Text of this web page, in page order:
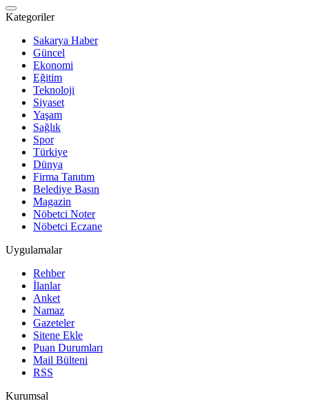
Kategoriler
Sakarya Haber
Güncel
Ekonomi
Eğitim
Teknoloji
Siyaset
Yaşam
Sağlık
Spor
Türkiye
Dünya
Firma Tanıtım
Belediye Basın
Magazin
Nöbetci Noter
Nöbetci Eczane
Uygulamalar
Rehber
İlanlar
Anket
Namaz
Gazeteler
Sitene Ekle
Puan Durumları
Mail Bülteni
RSS
Kurumsal